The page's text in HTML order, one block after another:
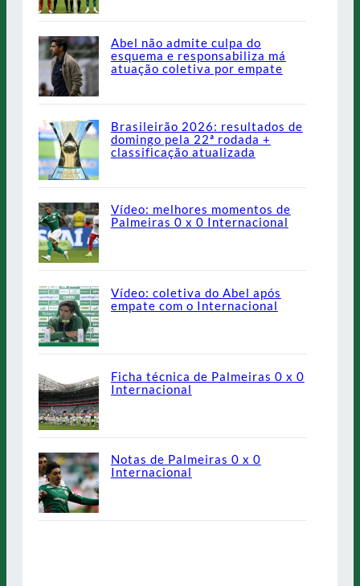
Abel não admite culpa do
esquema e responsabiliza má
atuação coletiva por empate
Brasileirão 2026: resultados de
domingo pela 22ª rodada +
classificação atualizada
Vídeo: melhores momentos de
Palmeiras 0 x 0 Internacional
Vídeo: coletiva do Abel após
empate com o Internacional
Ficha técnica de Palmeiras 0 x 0
Internacional
Notas de Palmeiras 0 x 0
Internacional